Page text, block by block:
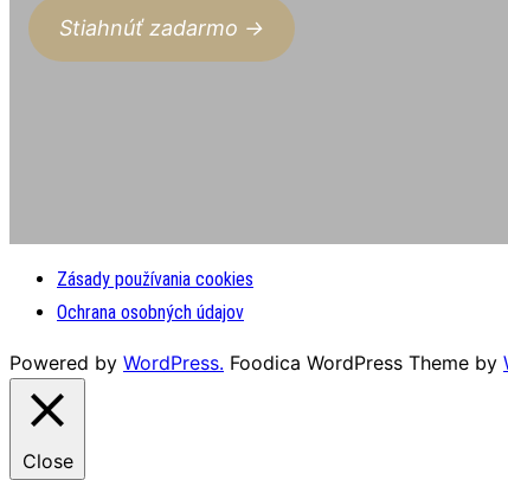
Stiahnúť zadarmo ->
Zásady používania cookies
Ochrana osobných údajov
Powered by WordPress. Foodica WordPress Theme by
Close